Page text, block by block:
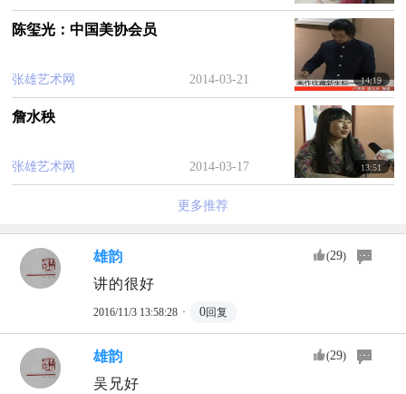
了艺术品流通市场的各个门类。
顺艺术中心依托自主藏品，按照门类设计艺术
藏品的展示，比如说古玉、佛像、青铜、木雕、瓷
器、紫砂、书画等不同门类的专题艺术品进行分类
陈列。目前，顺艺术中心自主共拥有不同年代近千
件的藏品，基本覆盖了艺术品流通市场的各个门
类。有昂贵的田黄石和稀世玉雕珍品；有存世罕见
的铜造佛像、名家书画、瓷器和名贵的木雕与紫砂
壶等。这些精美藏品串连起上下五千年的中华文
明，也较全面地反映出中国历史的变革。
陈玺光：中国美协会员
张雄艺术网 2014-03-21 14:19
詹水秧
张雄艺术网 2014-03-17 13:51
更多推荐
雄韵 (29)
讲的很好
2016/11/3 13:58:28 · 0回复
雄韵 (29)
吴兄好